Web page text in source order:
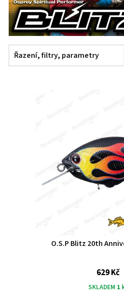
Řazení, filtry, parametry
O.S.P Blitz 20th
629 Kč
SKLADEM 1